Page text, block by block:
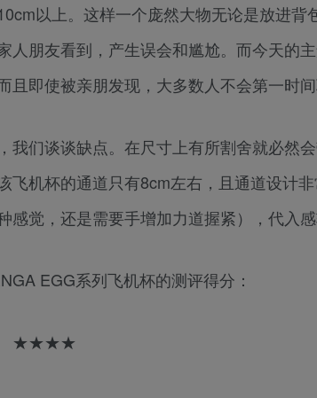
以上。这样一个庞然大物无论是放进
人朋友看到，产生误会和尴尬。而今天的
且即使被亲朋发现，大多数人不会第一时间
我们谈谈缺点。在尺寸上有所割舍就必然
飞机杯的通道只有8cm左右，且通道设计
感觉，还是需要手增加力道握紧），代入感
EGG系列飞机杯的测评得分：
★★★★